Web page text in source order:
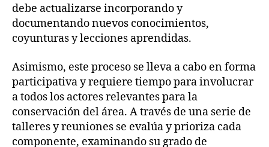
debe actualizarse incorporando y
documentando nuevos conocimientos,
coyunturas y lecciones aprendidas.
Asimismo, este proceso se lleva a cabo en forma
participativa y requiere tiempo para involucrar
a todos los actores relevantes para la
conservación del área. A través de una serie de
talleres y reuniones se evalúa y prioriza cada
componente, examinando su grado de